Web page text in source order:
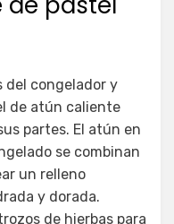
del congelador y
de atún caliente
partes. El atún en
se combinan
un relleno
y dorada.
de hierbas para